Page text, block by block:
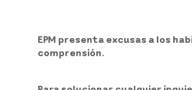
EPM presenta excusas a los
comprensión.